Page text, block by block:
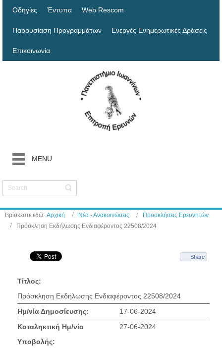
Οδηγίες Έντυπα Web Rescom
Παρουσίαση Προγραμμάτων Ενεργές Ενημερωτικές Δράσεις
Επικοινωνία
MENU
Βρίσκεστε εδώ: Αρχική Νέα - Ανακοινώσεις
Προσκλήσεις Ερευνητών
Πρόσκληση Εκδήλωσης Ενδιαφέροντος 22508/2024
Share
Τίτλος:
Πρόσκληση Εκδήλωσης Ενδιαφέροντος 22508/2024
Ημ/νία Δημοσίευσης:
17-06-2024
Καταληκτική Ημ/νία
Υποβολής:
27-06-2024